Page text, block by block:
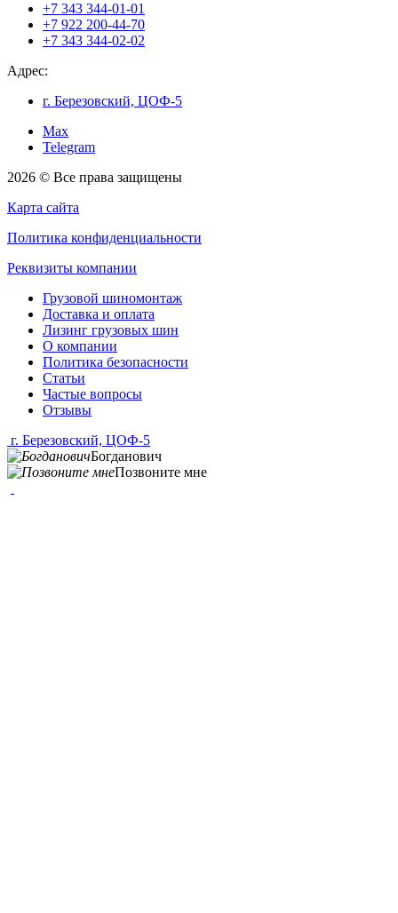
+7 343 344-01-01
+7 922 200-44-70
+7 343 344-02-02
Адрес:
г. Березовский, ЦОФ-5
Max
Telegram
2026 © Все права защищены
Карта сайта
Политика конфиденциальности
Реквизиты компании
Грузовой шиномонтаж
Доставка и оплата
Лизинг грузовых шин
О компании
Политика безопасности
Статьи
Частые вопросы
Отзывы
г. Березовский, ЦОФ-5
Богданович
Позвоните мне